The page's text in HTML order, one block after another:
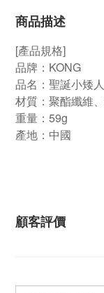
商品描述
[產品規格]
品牌：KONG
品名：聖誕小矮
材質：聚酯纖維
重量：59g
產地：中國
顧客評價